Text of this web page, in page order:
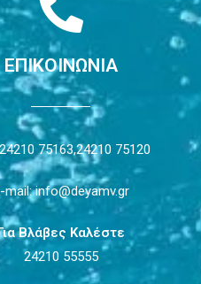
ΕΠΙΚΟΙΝΩΝΙΑ
75163,24210 75120
mail: info@deyamv.gr
Βλάβες Καλέστε
24210 55555